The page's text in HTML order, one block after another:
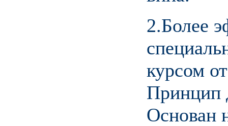
2.Более
курсом
Принцип
Основан